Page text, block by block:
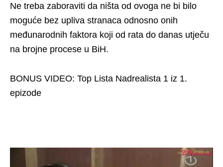
Ne treba zaboraviti da ništa od ovoga ne bi bilo
moguće bez upliva stranaca odnosno onih
međunarodnih faktora koji od rata do danas utječu
na brojne procese u BiH.
BONUS VIDEO: Top Lista Nadrealista 1 iz 1.
epizode